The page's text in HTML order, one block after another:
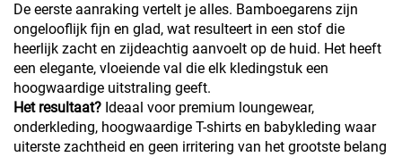
De eerste aanraking vertelt je alles. Bamboegarens zijn
ongelooflijk fijn en glad, wat resulteert in een stof die
heerlijk zacht en zijdeachtig aanvoelt op de huid. Het heeft
een elegante, vloeiende val die elk kledingstuk een
hoogwaardige uitstraling geeft.
Het resultaat? Ideaal voor premium loungewear,
onderkleding, hoogwaardige T-shirts en babykleding waar
uiterste zachtheid en geen irritering van het grootste belang